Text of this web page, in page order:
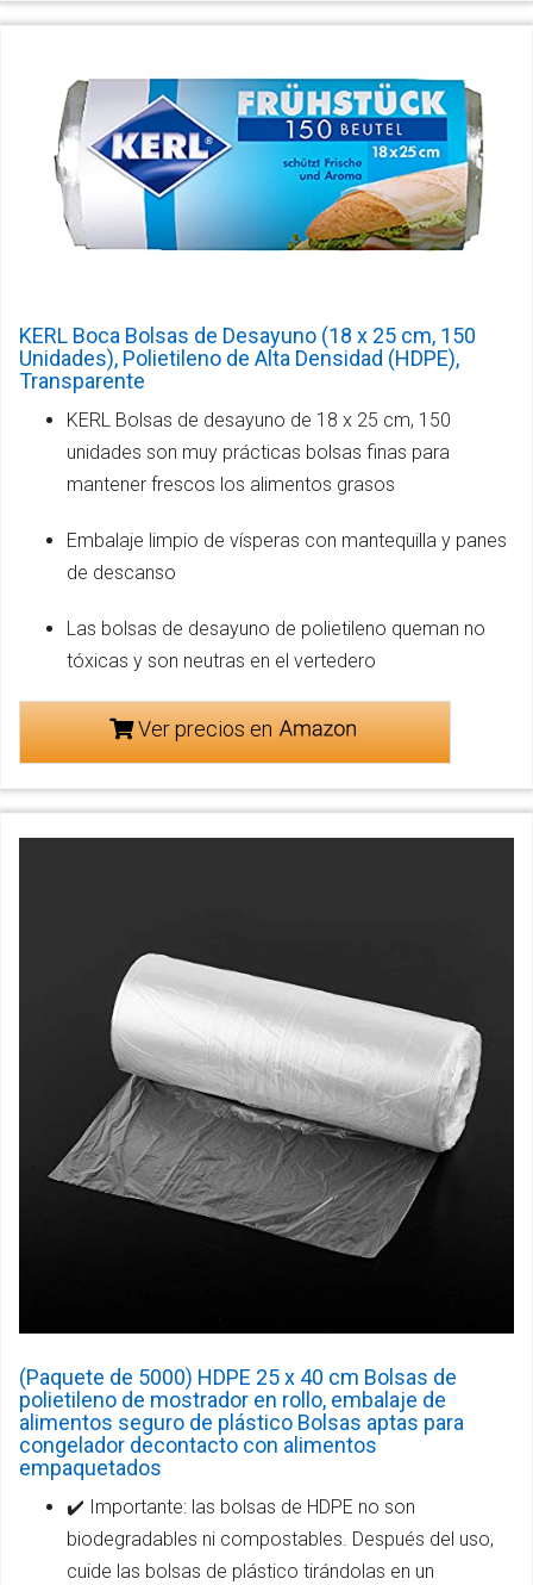
KERL Boca Bolsas de Desayuno (18 x 25 cm, 150
Unidades), Polietileno de Alta Densidad (HDPE),
Transparente
KERL Bolsas de desayuno de 18 x 25 cm, 150
unidades son muy prácticas bolsas finas para
mantener frescos los alimentos grasos
Embalaje limpio de vísperas con mantequilla y panes
de descanso
Las bolsas de desayuno de polietileno queman no
tóxicas y son neutras en el vertedero
Ver precios en
(Paquete de 5000) HDPE 25 x 40 cm Bolsas de
polietileno de mostrador en rollo, embalaje de
alimentos seguro de plástico Bolsas aptas para
congelador decontacto con alimentos
empaquetados
✔️ Importante: las bolsas de HDPE no son
biodegradables ni compostables. Después del uso,
cuide las bolsas de plástico tirándolas en un